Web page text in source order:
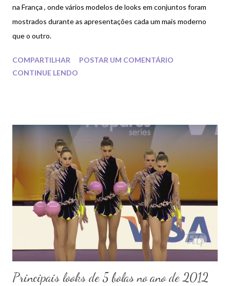
na França , onde vários modelos de looks em conjuntos foram
mostrados durante as apresentações cada um mais moderno
que o outro.
COMPARTILHAR
POSTAR UM COMENTÁRIO
CONTINUE LENDO
Principais looks de 5 bolas no ano de 2012